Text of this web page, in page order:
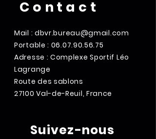
Contact
Mail : dbvr.bureau@gmail.com
Portable : 06.07.90.56.75
Adresse : Complexe Sportif Léo
Lagrange
Route des sablons
27100 Val-de-Reuil, France
Suivez-nous